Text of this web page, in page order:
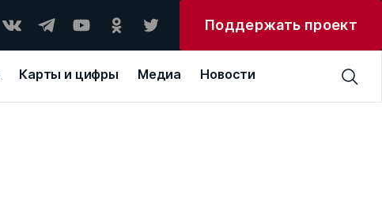
Поддержать проект
Карты и цифры Медиа Новости